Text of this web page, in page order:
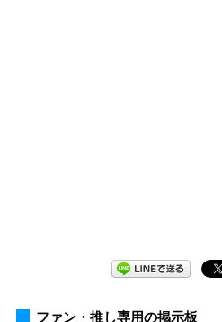
ファン・推し専用の掲示板